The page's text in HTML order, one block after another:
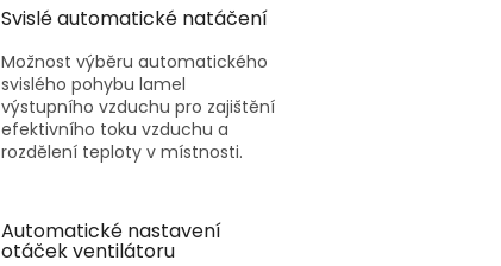
Svislé automatické natáčení
Možnost výběru automatického
svislého pohybu lamel
výstupního vzduchu pro zajištění
efektivního toku vzduchu a
rozdělení teploty v místnosti.
Automatické nastavení
otáček ventilátoru